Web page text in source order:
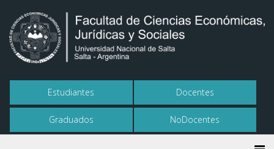
Estudiantes Docentes
Graduados NoDocentes